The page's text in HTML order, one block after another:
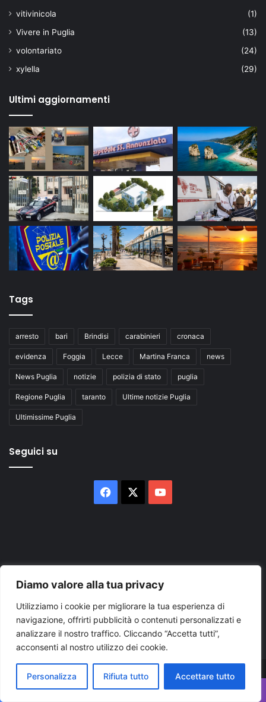
Diamo valore alla tua privacy
Utilizziamo i cookie per migliorare la tua esperienza di
navigazione, offrirti pubblicità o contenuti personalizzati e
analizzare il nostro traffico. Cliccando “Accetta tutti”,
acconsenti al nostro utilizzo dei cookie.
Personalizza Rifiuta tutto Accettare tutto
vitivinicola
(1)
Vivere in Puglia
(13)
volontariato
(24)
xylella
(29)
Ultimi aggiornamenti
Tags
arresto bari Brindisi carabinieri cronaca
evidenza Foggia Lecce Martina Franca news
News Puglia notizie polizia di stato puglia
Regione Puglia taranto Ultime notizie Puglia
Ultimissime Puglia
Seguici su
Facebook
Inserisci
indirizzo
mail
© Copyright 2026, Tutti i diritti riservati |
© Copyright